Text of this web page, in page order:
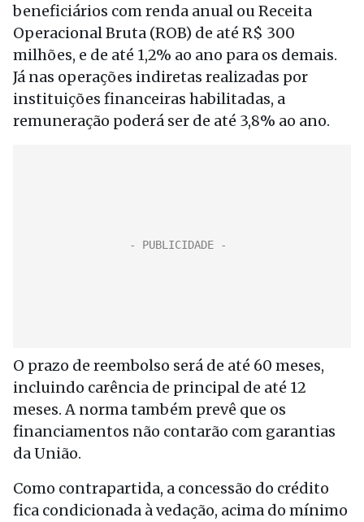
beneficiários com renda anual ou Receita
Operacional Bruta (ROB) de até R$ 300
milhões, e de até 1,2% ao ano para os demais.
Já nas operações indiretas realizadas por
instituições financeiras habilitadas, a
remuneração poderá ser de até 3,8% ao ano.
O prazo de reembolso será de até 60 meses,
incluindo carência de principal de até 12
meses. A norma também prevê que os
financiamentos não contarão com garantias
da União.
Como contrapartida, a concessão do crédito
fica condicionada à vedação, acima do mínimo